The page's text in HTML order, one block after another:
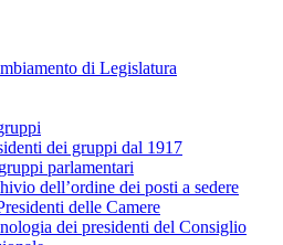
di Legislatura
dei gruppi dal 1917
parlamentari
dell’ordine dei posti a sedere
delle Camere
dei presidenti del Consiglio